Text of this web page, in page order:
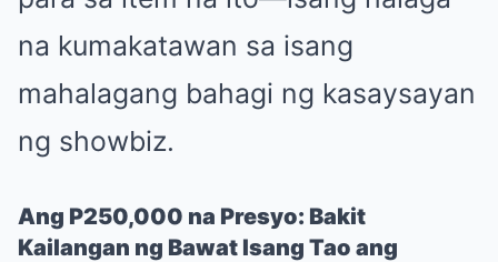
na kumakatawan sa isang
mahalagang bahagi ng kasaysayan
ng showbiz.
Ang P250,000 na Presyo: Bakit
Kailangan ng Bawat Isang Tao ang